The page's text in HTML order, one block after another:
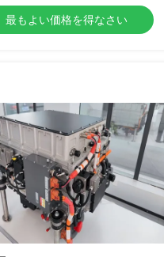
最もよい価格を得なさい